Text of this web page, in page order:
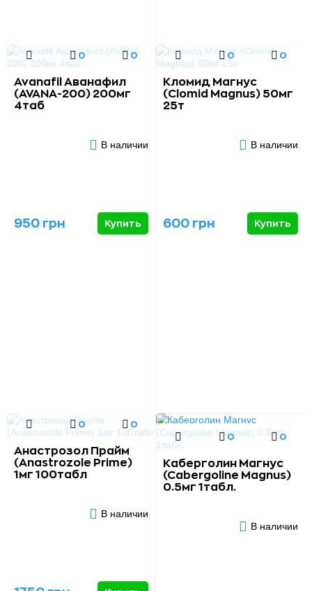
0 0
Avanafil Аванафил
(AVANA-200) 200мг
4таб
В наличии
950 грн Купить
0 0
Кломид Магнус
(Clomid Magnus) 50мг
25т
В наличии
600 грн Купить
0 0
Анастрозол Прайм
(Anastrozole Prime)
1мг 100табл
В наличии
0 0
Каберголин Магнус
(Сabergoline Magnus)
0.5мг 1табл.
В наличии